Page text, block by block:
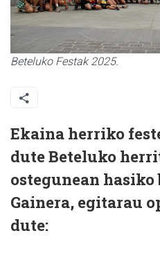
Beteluko Festak 2025.
Ekaina herriko
dute Beteluko
ostegunean
Gainera, egitarau
dute: